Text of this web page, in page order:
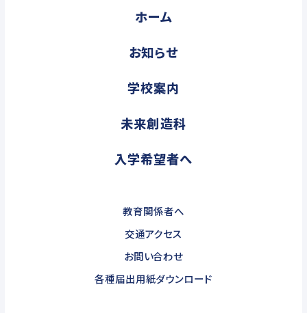
ホーム
お知らせ
学校案内
未来創造科
入学希望者へ
教育関係者へ
交通アクセス
お問い合わせ
各種届出用紙ダウンロード